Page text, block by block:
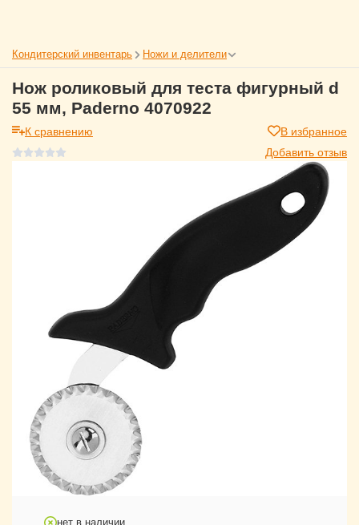
Кондитерский инвентарь Ножи и делители
Нож роликовый для теста фигурный d
55 мм, Paderno 4070922
К сравнению
В избранное
Добавить отзыв
нет в наличии